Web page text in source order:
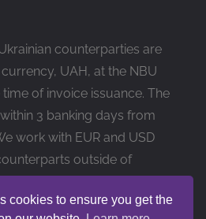
counterparties are
UAH, at the NBU
of invoice issuance. The
3 banking days from
work with EUR and USD
outside of
cookies to ensure you get the